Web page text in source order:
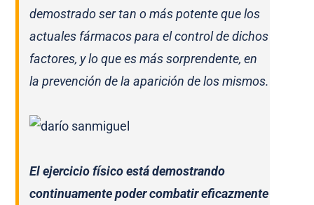
demostrado ser tan o más potente que los
actuales fármacos para el control de dichos
factores, y lo que es más sorprendente, en
la prevención de la aparición de los mismos.
El ejercicio físico está demostrando
continuamente poder combatir eficazmente